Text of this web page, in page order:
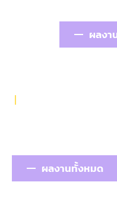
ผลงา
ผลงานทั้งหมด